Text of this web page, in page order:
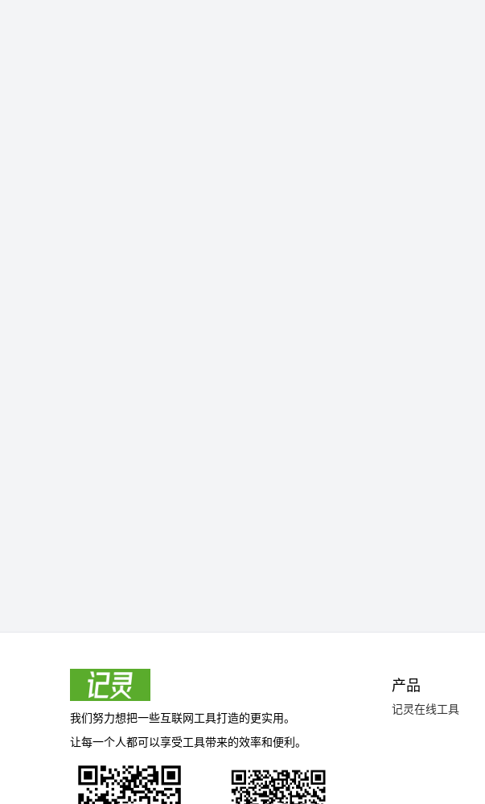
我们努力想把一些互联网工具打造的更实用。
让每一个人都可以享受工具带来的效率和便利。
产品
记灵在线工具